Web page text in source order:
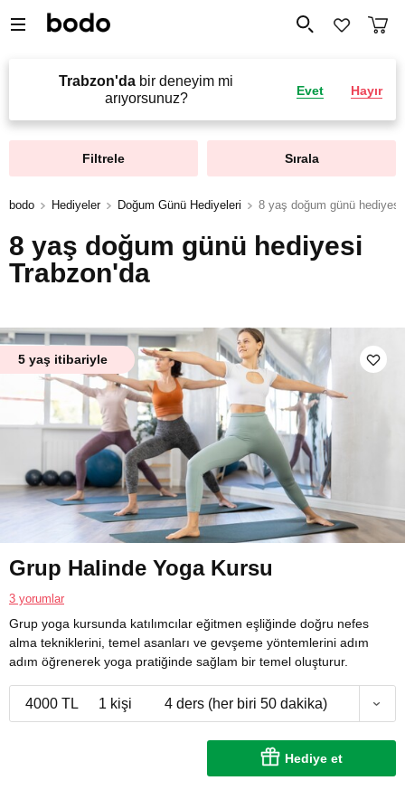
Trabzon'da bir deneyim mi
arıyorsunuz?
Evet Hayır
Filtrele Sırala
bodo Hediyeler Doğum Günü Hediyeleri 8 yaş doğum günü hediyesi
8 yaş doğum günü hediyesi
Trabzon'da
5 yaş itibariyle
Grup Halinde Yoga Kursu
3 yorumlar
Grup yoga kursunda katılımcılar eğitmen eşliğinde doğru nefes
alma tekniklerini, temel asanları ve gevşeme yöntemlerini adım
adım öğrenerek yoga pratiğinde sağlam bir temel oluşturur.
4000 TL 1 kişi 4 ders (her biri 50 dakika)
Hediye et